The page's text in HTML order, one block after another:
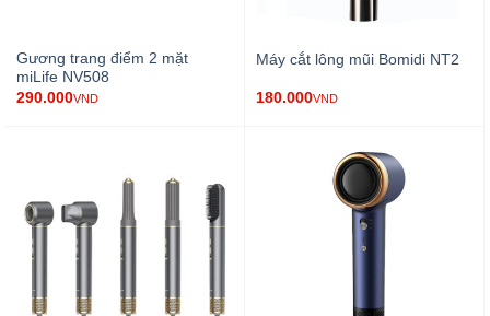
Gương trang điểm 2 mặt
miLife NV508
290.000VND
Máy cắt lông mũi Bomidi NT2
180.000VND